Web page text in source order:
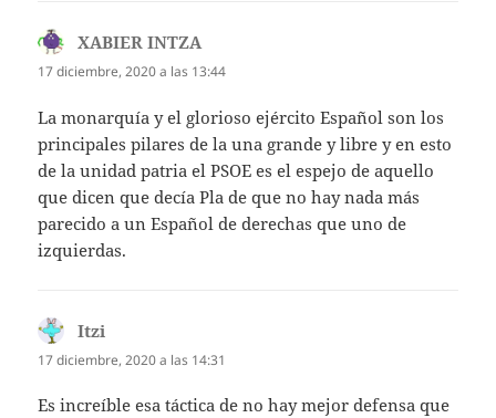
XABIER INTZAdice:
17 diciembre, 2020 a las 13:44
La monarquía y el glorioso ejército Español son los
principales pilares de la una grande y libre y en esto
de la unidad patria el PSOE es el espejo de aquello
que dicen que decía Pla de que no hay nada más
parecido a un Español de derechas que uno de
izquierdas.
Itzi
17 diciembre, 2020 a las 14:31
Es increíble esa táctica de no hay mejor defensa que